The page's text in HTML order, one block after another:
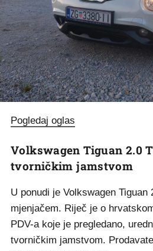
Pogledaj oglas
Volkswagen Tiguan 2.0
tvorničkim jamstvom
U ponudi je Volkswagen Tiguan
mjenjačem. Riječ je o
PDV-a koje je pregledano,
tvorničkim jamstvom.